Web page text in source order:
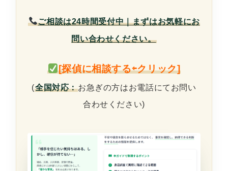
ご相談は24時間受付中｜まずはお気軽にお
問い合わせください。
[探偵に相談する⇦クリック]
(全国対応：お急ぎの方はお電話にてお問い
合わせください)